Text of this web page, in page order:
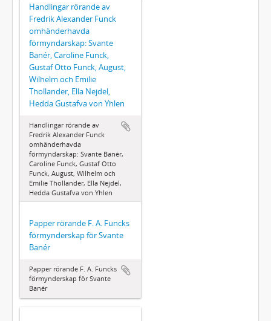
Handlingar rörande av
Fredrik Alexander Funck
omhänderhavda
förmyndarskap: Svante
Banér, Caroline Funck,
Gustaf Otto Funck, August,
Wilhelm och Emilie
Thollander, Ella Nejdel,
Hedda Gustafva von Yhlen
Handlingar rörande av
Fredrik Alexander Funck
omhänderhavda
förmyndarskap: Svante Banér,
Caroline Funck, Gustaf Otto
Funck, August, Wilhelm och
Emilie Thollander, Ella Nejdel,
Hedda Gustafva von Yhlen
Papper rörande F. A. Funcks
förmynderskap för Svante
Banér
Papper rörande F. A. Funcks
förmynderskap för Svante
Banér